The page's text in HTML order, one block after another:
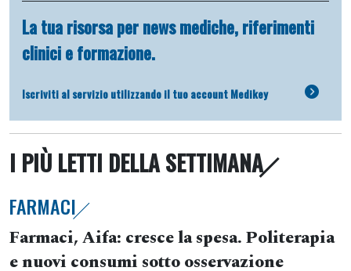
La tua risorsa per news mediche, riferimenti
clinici e formazione.
Iscriviti al servizio utilizzando il tuo account Medikey
I PIÙ LETTI DELLA SETTIMANA
FARMACI
Farmaci, Aifa: cresce la spesa. Politerapia
e nuovi consumi sotto osservazione